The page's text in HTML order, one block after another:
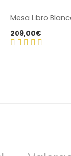
Mesa Libro
209,00€